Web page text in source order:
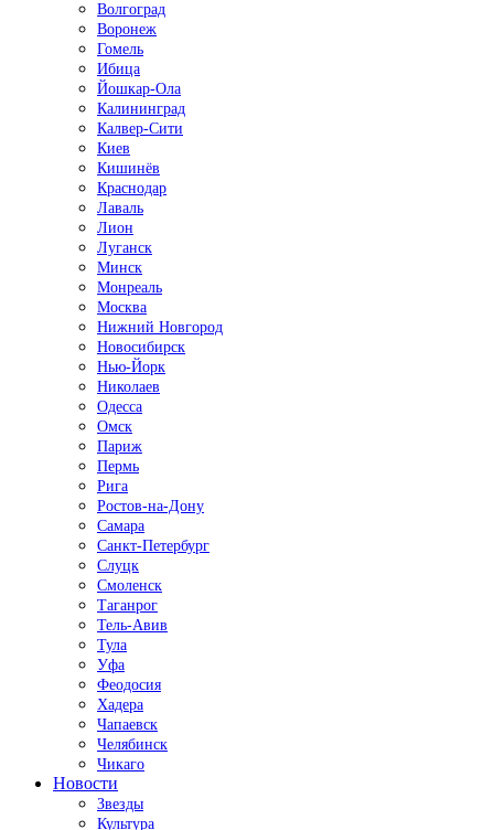
Волгоград
Воронеж
Гомель
Ибица
Йошкар-Ола
Калининград
Калвер-Сити
Киев
Кишинёв
Краснодар
Лаваль
Лион
Луганск
Минск
Монреаль
Москва
Нижний Новгород
Новосибирск
Нью-Йорк
Николаев
Одесса
Омск
Париж
Пермь
Рига
Ростов-на-Дону
Самара
Санкт-Петербург
Слуцк
Смоленск
Таганрог
Тель-Авив
Тула
Уфа
Феодосия
Хадера
Чапаевск
Челябинск
Чикаго
Новости
Звезды
Культура